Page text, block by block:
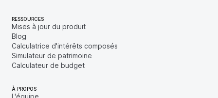
RESSOURCES
Mises à jour du produit
Blog
Calculatrice d'intérêts composés
Simulateur de patrimoine
Calculateur de budget
À PROPOS
L'équipe